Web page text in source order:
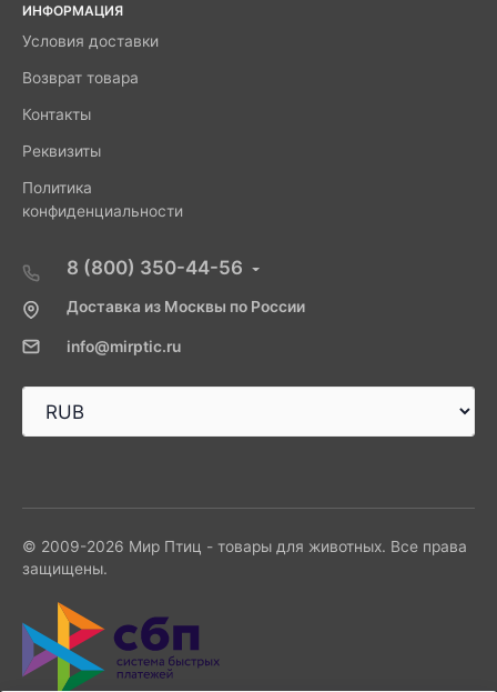
ИНФОРМАЦИЯ
Условия доставки
Возврат товара
Контакты
Реквизиты
Политика
конфиденциальности
8 (800) 350-44-56
Доставка из Москвы по России
info@mirptic.ru
© 2009-2026 Мир Птиц - товары для животных. Все права
защищены.